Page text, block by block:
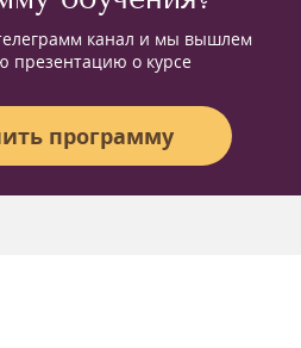
канал и мы вышлем
презентацию о курсе
программу